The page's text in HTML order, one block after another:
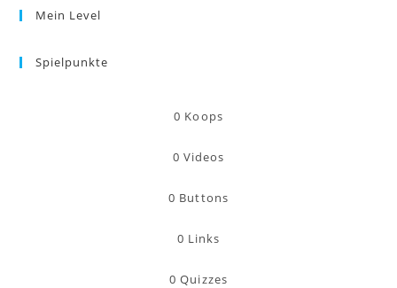
Mein Level
Spielpunkte
0 Koops
0 Videos
0 Buttons
0 Links
0 Quizzes